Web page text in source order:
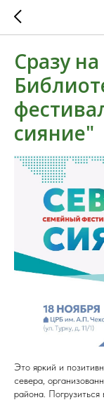
Сразу
сияние"
Это яркий и
севера,
района. Погрузиться